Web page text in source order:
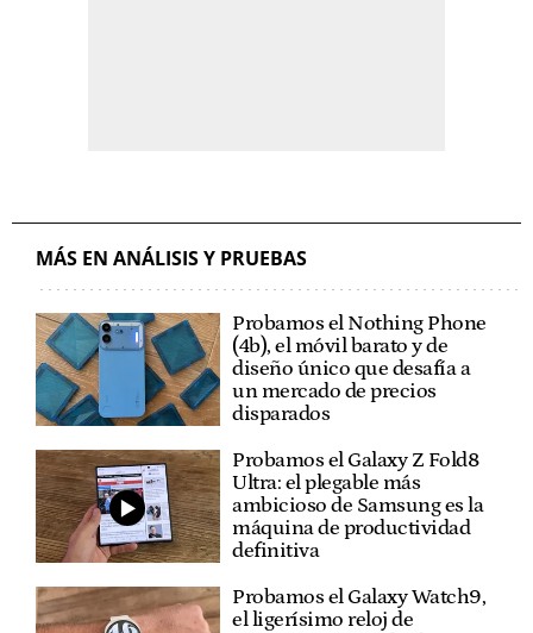
MÁS EN ANÁLISIS Y PRUEBAS
Probamos el Nothing Phone
(4b), el móvil barato y de
diseño único que desafía a
un mercado de precios
disparados
Probamos el Galaxy Z Fold8
Ultra: el plegable más
ambicioso de Samsung es la
máquina de productividad
definitiva
Probamos el Galaxy Watch9,
el ligerísimo reloj de